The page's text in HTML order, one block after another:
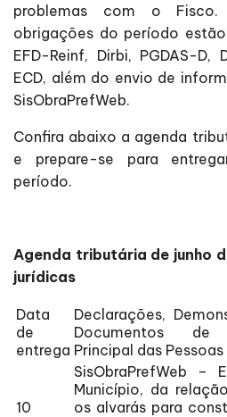
problemas com o
obrigações do período
EFD-Reinf, Dirbi, PGDAS-D,
ECD, além do envio de
SisObraPrefWeb.
Confira abaixo a agenda
e prepare-se para
período.
Agenda tributária de junho
jurídicas
Data
de
entrega
Declarações,
Documentos de
Principal das
10
SisObraPrefWeb –
Município, da
os alvarás para